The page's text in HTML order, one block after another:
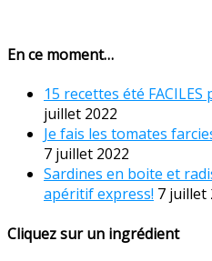
En ce moment…
15 recettes été
juillet 2022
Je fais les tomates
7 juillet 2022
Sardines en boite et
apéritif express! 7 juillet
Cliquez sur un ingrédient